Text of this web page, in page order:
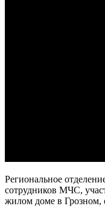
Региональное
сотрудников МЧС,
жилом доме в Грозном,